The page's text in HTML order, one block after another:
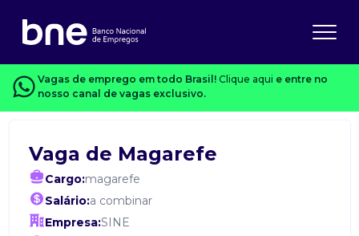
Vagas de emprego em todo Brasil! Clique aqui e entre no
nosso canal de vagas exclusivo.
Vaga de Magarefe
Cargo:magarefe
Salário:a combinar
Empresa:SINE